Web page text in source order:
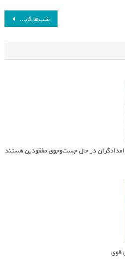
شب‌ها کابوس می‌بینید؟ این غذاها را نخورید_فرنگی
قوی